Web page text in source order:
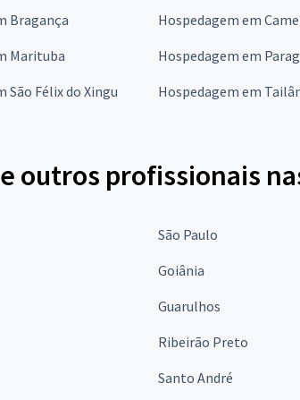
Bragança
Hospedagem em
Marituba
Hospedagem em
São Félix do Xingu
Hospedagem em
outros profissionais
São Paulo
Goiânia
Guarulhos
Ribeirão Preto
Santo André